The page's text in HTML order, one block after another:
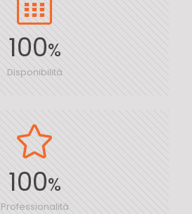
100%
Disponibilità
100%
Professionalità